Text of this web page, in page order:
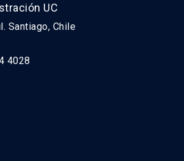
UC
Santiago, Chile
4028